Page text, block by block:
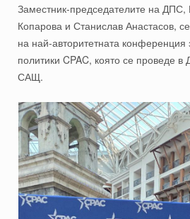
Заместник-председателите на
Копарова и Станислав Анастасов,
на най-авторитетната конференция
политики CPAC, която се проведе
САЩ.